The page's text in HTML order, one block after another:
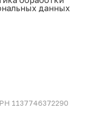
данных
1137746372290